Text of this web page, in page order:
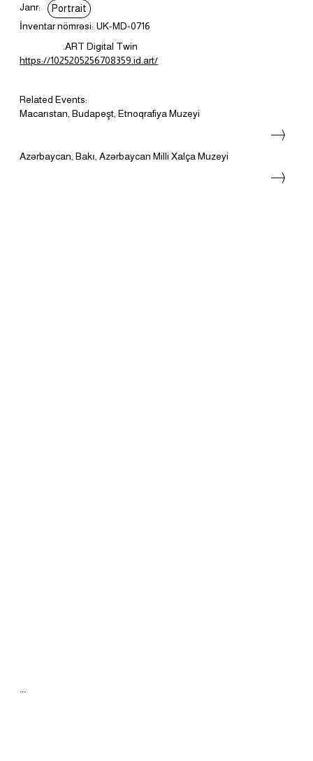
…
Related Events:
Macarıstan, Budapeşt, Etnoqrafiya Muzeyi
Azərbaycan, Bakı, Azərbaycan Milli Xalça Muzeyi
Janr:
Portrait
İnventar nömrəsi: UK-MD-0716
.ART Digital Twin
https://1025205256708359.id.art/